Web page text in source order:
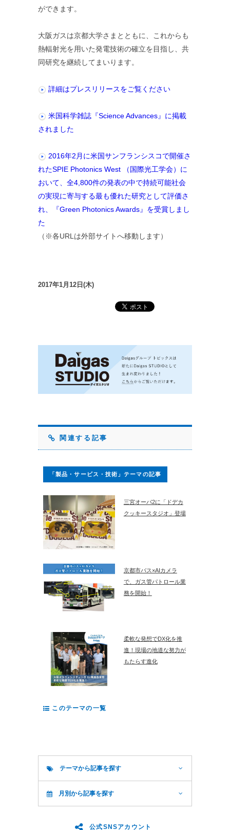
ができます。
大阪ガスは京都大学さまとともに、これからも
熱輻射光を用いた発電技術の確立を目指し、共
同研究を継続してまいります。
詳細はプレスリリースをご覧ください
米国科学雑誌『Science Advances』に掲載
されました
2016年2月に米国サンフランシスコで開催さ
れたSPIE Photonics West （国際光工学会）に
おいて、全4,800件の発表の中で持続可能社会
の実現に寄与する最も優れた研究として評価さ
れ、『Green Photonics Awards』を受賞しまし
た
（※各URLは外部サイトへ移動します）
2017年1月12日(木)
関連する記事
「製品・サービス・技術」テーマの記事
三宮オーパ2に「ドデカ
クッキースタジオ」登場
京都市バス×AIカメラ
で、ガス管パトロール業
務を開始！
柔軟な発想でDX化を推
進！現場の地道な努力が
もたらす進化
このテーマの一覧
テーマから記事を探す
月別から記事を探す
公式SNSアカウント